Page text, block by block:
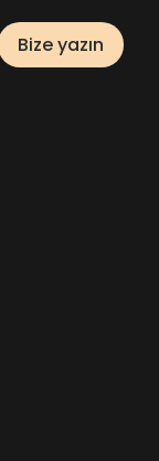
Bize yazın